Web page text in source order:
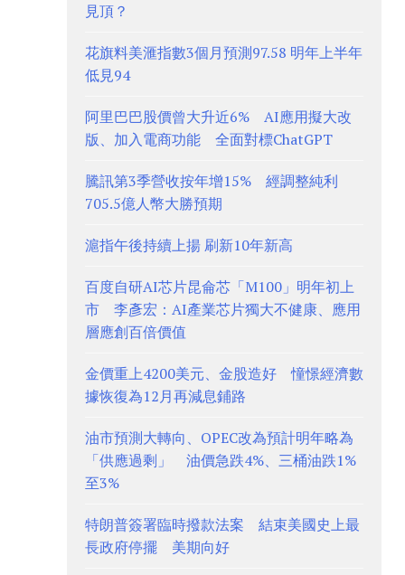
見頂？
花旗料美滙指數3個月預測97.58 明年上半年
低見94
阿里巴巴股價曾大升近6% AI應用擬大改
版、加入電商功能 全面對標ChatGPT
騰訊第3季營收按年增15% 經調整純利
705.5億人幣大勝預期
滬指午後持續上揚 刷新10年新高
百度自研AI芯片昆侖芯「M100」明年初上
市 李彥宏：AI產業芯片獨大不健康、應用
層應創百倍價值
金價重上4200美元、金股造好 憧憬經濟數
據恢復為12月再減息鋪路
油市預測大轉向、OPEC改為預計明年略為
「供應過剩」 油價急跌4%、三桶油跌1%
至3%
特朗普簽署臨時撥款法案 結束美國史上最
長政府停擺 美期向好